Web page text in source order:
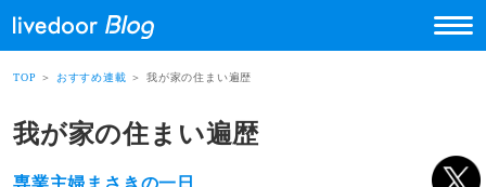
TOP ＞ おすすめ連載 ＞ 我が家の住まい遍歴
我が家の住まい遍歴
専業主婦まさきの一日